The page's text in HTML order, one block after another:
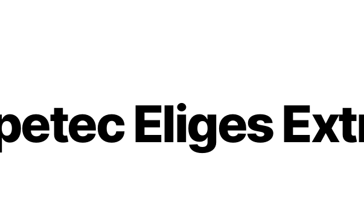
Eliges